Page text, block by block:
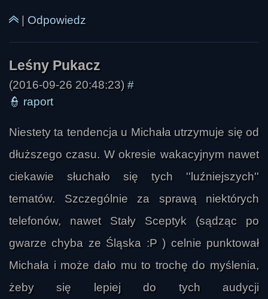
| Odpowiedz
(2016-09-26 20:48:23) #
👮 raport
Niestety ta tendencja u Michała utrzymuje się od
dłuższego czasu. W okresie wakacyjnym nawet
ciekawie słuchało się tych ''luźniejszych''
tematów. Szczególnie za sprawą niektórych
telefonów, nawet Stały Sceptyk (sądząc po
gwarze chyba ze Śląska :P ) celnie punktował
Michała i może dało mu to trochę do myślenia,
żeby się lepiej do tych audycji
ummo1